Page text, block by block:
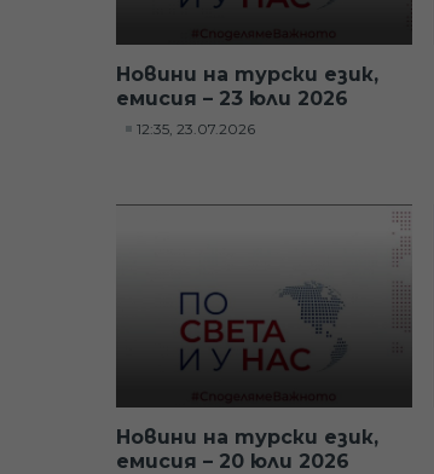
Новини на турски език,
емисия – 23 юли 2026
12:35, 23.07.2026
Новини на турски език,
емисия – 20 юли 2026